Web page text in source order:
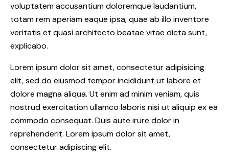
voluptatem accusantium doloremque laudantium,
totam rem aperiam eaque ipsa, quae ab illo inventore
veritatis et quasi architecto beatae vitae dicta sunt,
explicabo.
Lorem ipsum dolor sit amet, consectetur adipisicing
elit, sed do eiusmod tempor incididunt ut labore et
dolore magna aliqua. Ut enim ad minim veniam, quis
nostrud exercitation ullamco laboris nisi ut aliquip ex ea
commodo consequat. Duis aute irure dolor in
reprehenderit. Lorem ipsum dolor sit amet,
consectetur adipiscing elit.